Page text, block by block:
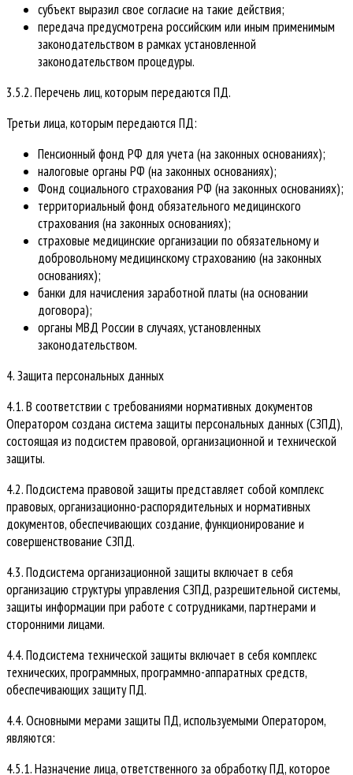
субъект выразил свое согласие на такие действия;
передача предусмотрена российским или иным применимым
законодательством в рамках установленной
законодательством процедуры.
3.5.2. Перечень лиц, которым передаются ПД.
Третьи лица, которым передаются ПД:
Пенсионный фонд РФ для учета (на законных основаниях);
налоговые органы РФ (на законных основаниях);
Фонд социального страхования РФ (на законных основаниях);
территориальный фонд обязательного медицинского
страхования (на законных основаниях);
страховые медицинские организации по обязательному и
добровольному медицинскому страхованию (на законных
основаниях);
банки для начисления заработной платы (на основании
договора);
органы МВД России в случаях, установленных
законодательством.
4. Защита персональных данных
4.1. В соответствии с требованиями нормативных документов
Оператором создана система защиты персональных данных (СЗПД),
состоящая из подсистем правовой, организационной и технической
защиты.
4.2. Подсистема правовой защиты представляет собой комплекс
правовых, организационно-распорядительных и нормативных
документов, обеспечивающих создание, функционирование и
совершенствование СЗПД.
4.3. Подсистема организационной защиты включает в себя
организацию структуры управления СЗПД, разрешительной системы,
защиты информации при работе с сотрудниками, партнерами и
сторонними лицами.
4.4. Подсистема технической защиты включает в себя комплекс
технических, программных, программно-аппаратных средств,
обеспечивающих защиту ПД.
4.4. Основными мерами защиты ПД, используемыми Оператором,
являются:
4.5.1. Назначение лица, ответственного за обработку ПД, которое